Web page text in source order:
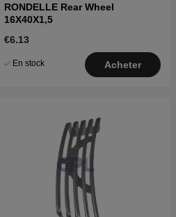
RONDELLE Rear Wheel
16X40X1,5
€6.13
En stock Acheter